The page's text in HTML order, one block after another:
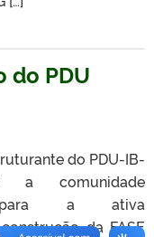
do PDU
do PDU-IB-
a comunidade
para a ativa
da FASE